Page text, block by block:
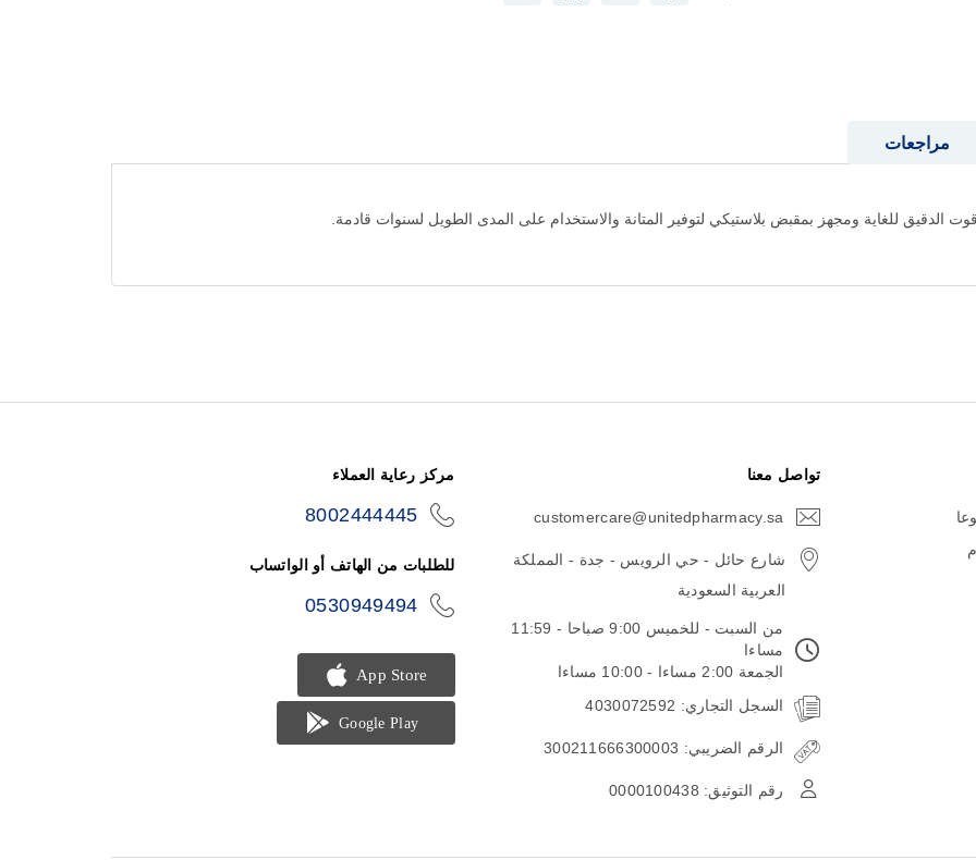
الدقيق للغاية ومجهز بمقبض بلاستيكي لتوفير المتانة والاستخدام على المدى الطويل لسنوات قادمة.
مراجعات
تواصل معنا
customercare@unitedpharmacy.sa
شارع حائل - حي الرويس - جدة - المملكة
العربية السعودية
من السبت - للخميس 9:00 صباحا - 11:59
مساءا
الجمعة 2:00 مساءا - 10:00 مساءا
السجل التجاري: 4030072592
الرقم الضريبي: 300211666300003
رقم التوثيق: 0000100438
مركز رعاية العملاء
8002444445
للطلبات من الهاتف أو الواتساب
0530949494